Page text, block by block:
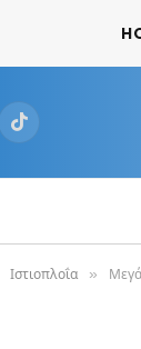
TikTok
Ιστιοπλοΐα »